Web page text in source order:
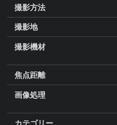
撮影方法
撮影地
撮影機材
焦点距離
画像処理
カテゴリー